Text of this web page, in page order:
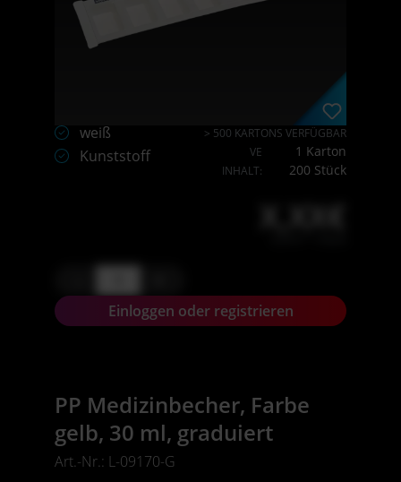
weiß
Kunststoff
> 500 KARTONS VERFÜGBAR
VE
1 Karton
INHALT: 200 Stück
X,XX€
Einloggen oder registrieren
PP Medizinbecher, Farbe
gelb, 30 ml, graduiert
Art.-Nr.: L-09170-G